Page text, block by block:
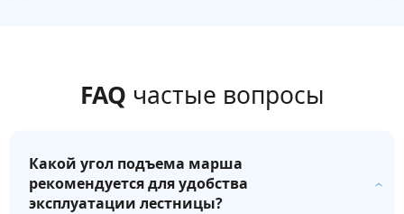
FAQ частые вопросы
Какой угол подъема марша
рекомендуется для удобства
эксплуатации лестницы?